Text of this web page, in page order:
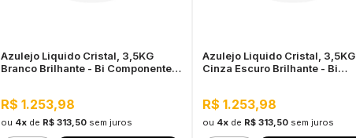
Azulejo Liquido Cristal, 3,5KG
Branco Brilhante - Bi Componente e
R$ 1.253,98
ou 4xde R$ 313,50 sem juros
Azulejo Liquido Cristal, 3,5KG
Cinza Escuro Brilhante - Bi
R$ 1.253,98
ou 4x de R$ 313,50 sem juros